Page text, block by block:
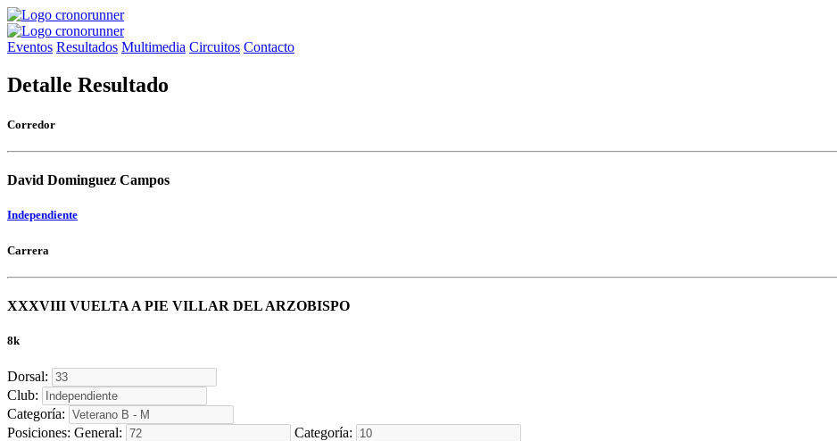
Eventos Resultados Multimedia Circuitos Contacto
Detalle Resultado
Corredor
David Dominguez Campos
Independiente
Carrera
XXXVIII VUELTA A PIE VILLAR DEL ARZOBISPO
8k
Dorsal:
Club:
Categoría:
Posiciones: General:
Categoría: